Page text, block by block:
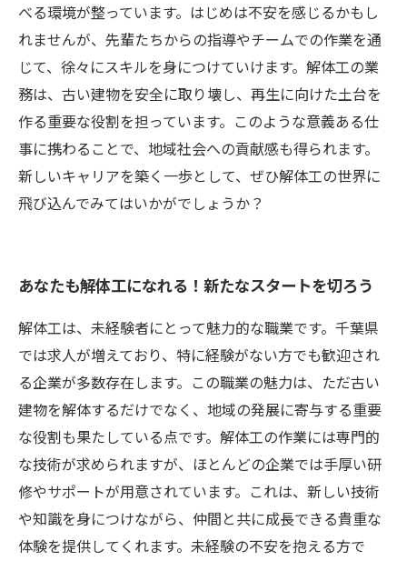
べる環境が整っています。はじめは不安を感じるかもし
れませんが、先輩たちからの指導やチームでの作業を通
じて、徐々にスキルを身につけていけます。解体工の業
務は、古い建物を安全に取り壊し、再生に向けた土台を
作る重要な役割を担っています。このような意義ある仕
事に携わることで、地域社会への貢献感も得られます。
新しいキャリアを築く一歩として、ぜひ解体工の世界に
飛び込んでみてはいかがでしょうか？
あなたも解体工になれる！新たなスタートを切ろう
解体工は、未経験者にとって魅力的な職業です。千葉県
では求人が増えており、特に経験がない方でも歓迎され
る企業が多数存在します。この職業の魅力は、ただ古い
建物を解体するだけでなく、地域の発展に寄与する重要
な役割も果たしている点です。解体工の作業には専門的
な技術が求められますが、ほとんどの企業では手厚い研
修やサポートが用意されています。これは、新しい技術
や知識を身につけながら、仲間と共に成長できる貴重な
体験を提供してくれます。未経験の不安を抱える方で